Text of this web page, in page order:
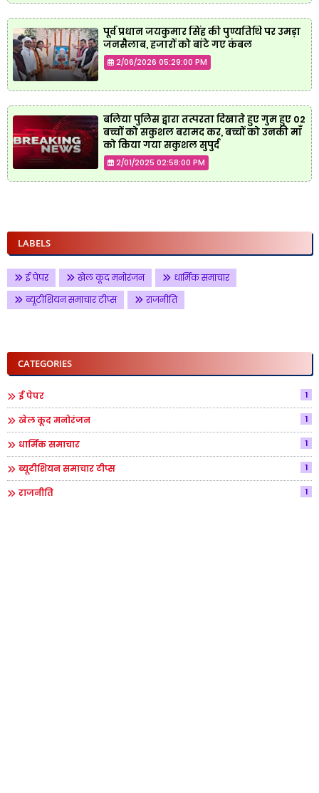
पूर्व प्रधान जयकुमार सिंह की पुण्यतिथि पर उमड़ा
जनसैलाब, हजारों को बांटे गए कंबल
2/06/2026 05:29:00 PM
बलिया पुलिस द्वारा तत्परता दिखाते हुए गुम हुए 02
बच्चों को सकुशल बरामद कर, बच्चों को उनकी माँ
को किया गया सकुशल सुपुर्द
2/01/2025 02:58:00 PM
LABELS
ई पेपर खेल कूद मनोरंजन
धार्मिक समाचार
ब्यूटीशियन समाचार टीप्स
राजनीति
CATEGORIES
ई पेपर 1
खेल कूद मनोरंजन 1
धार्मिक समाचार 1
ब्यूटीशियन समाचार टीप्स 1
राजनीति 1